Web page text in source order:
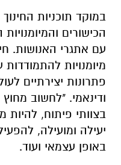
הכישורים
עם אתגרי האנושות.
מיומנויות
פתרונות יצירתיים
ודינאמי. "לחשוב
בצוותי פיתוח, להיות
יעילה ומועילה,
באופן עצמאי ועוד.